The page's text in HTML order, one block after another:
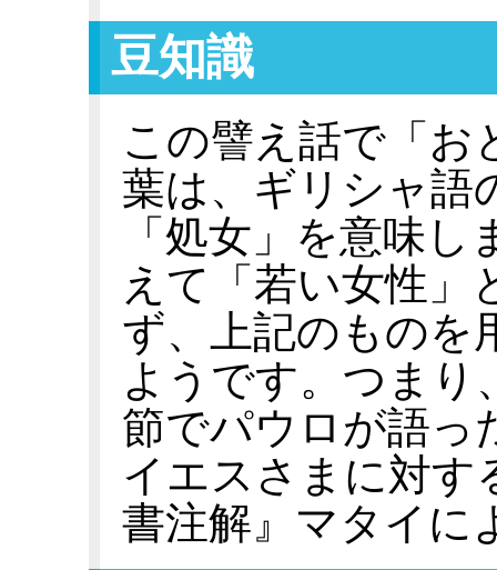
豆知識
この譬え話で「お
葉は、ギリシャ語
「処女」を意味
えて「若い女性」
ず、上記のものを
ようです。つまり
節でパウロが語っ
イエスさまに対す
書注解』マタイに